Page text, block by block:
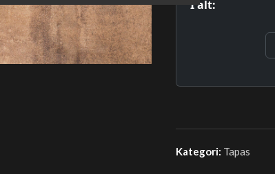
Kategori: Tapas